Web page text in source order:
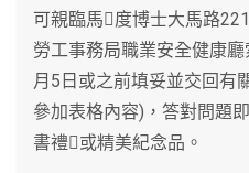
可親臨馬度博士大馬路
勞工事務局職業安全健康
月5日或之前填妥並交回有
參加表格內容)，答對問題
書禮或精美紀念品。